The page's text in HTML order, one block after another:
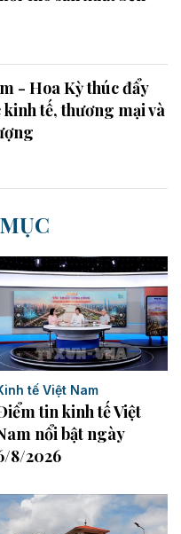
- Hoa Kỳ thúc đẩy
kinh tế, thương mại và
tế Việt Nam
tin kinh tế Việt
nổi bật ngày
8/2026